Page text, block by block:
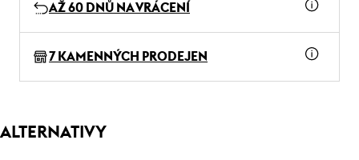
AŽ 60 DNŮ NA VRÁCENÍ
7 KAMENNÝCH PRODEJEN
ALTERNATIVY